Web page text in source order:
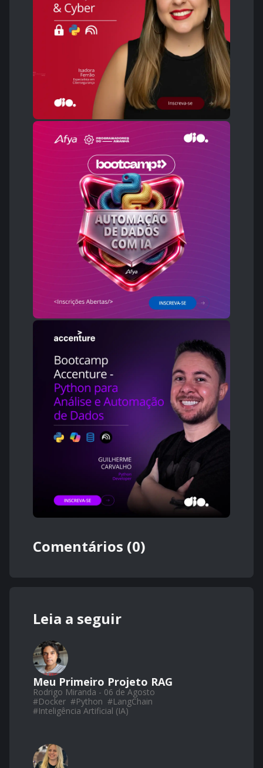
Comentários (0)
Leia a seguir
Meu Primeiro Projeto RAG
Rodrigo Miranda - 06 de Agosto
#Docker #Python #LangChain
#Inteligência Artificial (IA)